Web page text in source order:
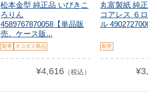
松本金型 純正品 いびきこ
ろりん
4589767870058【単品販
売。ケース販...
取寄 ネコポス商品
¥4,616（税込）
丸富製紙 純
コアレス ６
ル
取寄